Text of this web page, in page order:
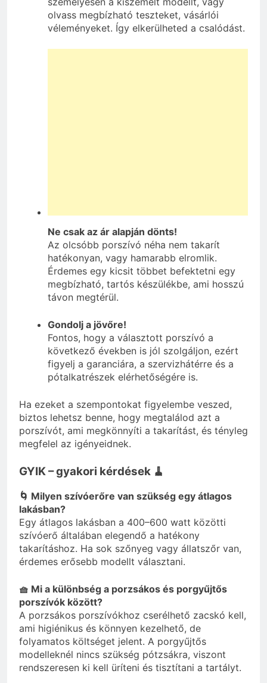
olvass megbízható teszteket, vásárlói
véleményeket. Így elkerülheted a csalódást.
Ne csak az ár alapján dönts!
Az olcsóbb porszívó néha nem takarít
hatékonyan, vagy hamarabb elromlik.
Érdemes egy kicsit többet befektetni egy
megbízható, tartós készülékbe, ami hosszú
távon megtérül.
Gondolj a jövőre!
Fontos, hogy a választott porszívó a
következő években is jól szolgáljon, ezért
figyelj a garanciára, a szervizhátérre és a
pótalkatrészek elérhetőségére is.
Ha ezeket a szempontokat figyelembe veszed,
biztos lehetsz benne, hogy megtalálod azt a
porszívót, ami megkönnyíti a takarítást, és tényleg
megfelel az igényeidnek.
GYIK – gyakori kérdések 🧹
🌀 Milyen szívóerőre van szükség egy átlagos
lakásban?
Egy átlagos lakásban a 400–600 watt közötti
szívóerő általában elegendő a hatékony
takarításhoz. Ha sok szőnyeg vagy állatszőr van,
érdemes erősebb modellt választani.
🧺 Mi a különbség a porzsákos és porgyűjtős
porszívók között?
A porzsákos porszívókhoz cserélhető zacskó kell,
ami higiénikus és könnyen kezelhető, de
folyamatos költséget jelent. A porgyűjtős
modelleknél nincs szükség pótzsákra, viszont
rendszeresen ki kell üríteni és tisztítani a tartályt.